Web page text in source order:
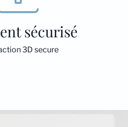
sécurisé
3D secure